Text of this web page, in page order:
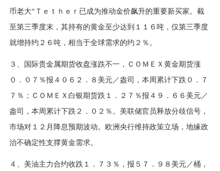
币老大” Ｔｅｔｈｅｒ 已成为推动金价飙升的重要新买家。截
至第三季度末，其持有的黄金至少达到 １１６ 吨，仅第三季度
就增持约 ２６ 吨，相当于全球需求的约 ２％ 。
３ 、国际贵金属期货收盘涨跌不一， ＣＯＭＥＸ黄金期货涨
０．０７％报 ４０６２．８ 美元／盎司，本周累计下跌 ０．７
７％ ； ＣＯＭＥＸ 白银期货跌 １．２７％报 ４９．６６ 美元／
盎司，本周累计下跌 ２．０２％ 。美联储官员释放分歧信号，
市场对 １２ 月降息预期波动。欧洲央行维持政策立场，地缘政
治不确定性支撑黄金需求。
４ 、美油主力合约收跌 １．７３％ ，报 ５７．９８ 美元／桶，